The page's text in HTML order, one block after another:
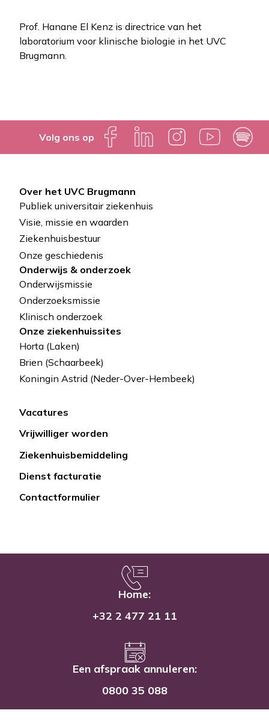
Prof. Hanane El Kenz is directrice van het
laboratorium voor klinische biologie in het UVC
Brugmann.
Volg ons op
Pied
de
page
Over het UVC Brugmann
Publiek universitair ziekenhuis
Visie, missie en waarden
Ziekenhuisbestuur
Onze geschiedenis
Onderwijs & onderzoek
Onderwijsmissie
Onderzoeksmissie
Klinisch onderzoek
Onze ziekenhuissites
Horta (Laken)
Brien (Schaarbeek)
Koningin Astrid (Neder-Over-Hembeek)
Lien
rapide
Vacatures
Vrijwilliger worden
Ziekenhuisbemiddeling
Dienst facturatie
Contactformulier
Home:
+32 2 477 21 11
Een afspraak annuleren:
0800 35 088